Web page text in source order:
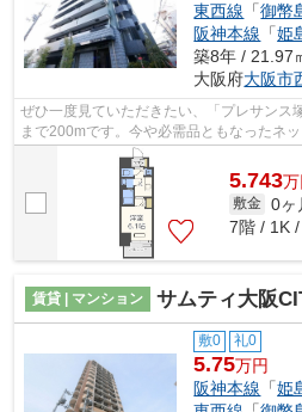
東西線 「御幣
阪神本線 「姫
築8年 / 21.97
大阪府大阪市
ぜひ一度見ていただきたい、「プレサンス
まで200mです。今や必需品ともなったネ
り物件です。この物件は駅から徒歩2分...
5.743万
敷金 0ヶ
7階 / 1K
賃貸 | マンション サムティ大阪
敷0 礼0
5.75万円
阪神本線 「姫